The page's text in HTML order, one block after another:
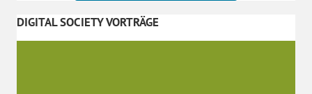
DIGITAL SOCIETY VORTRÄGE